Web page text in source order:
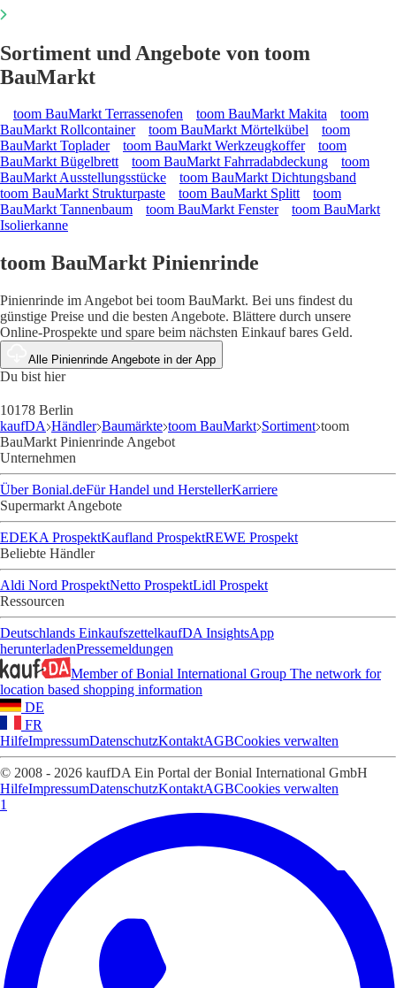
Sortiment und Angebote von toom
BauMarkt
toom BauMarkt Terrassenofen toom BauMarkt Makita
toom
BauMarkt Rollcontainer
toom BauMarkt Mörtelkübel
toom
BauMarkt Toplader
toom BauMarkt Werkzeugkoffer
toom
BauMarkt Bügelbrett
toom BauMarkt Fahrradabdeckung
toom
BauMarkt Ausstellungsstücke
toom BauMarkt Dichtungsband
toom BauMarkt Strukturpaste
toom BauMarkt Splitt
toom
BauMarkt Tannenbaum
toom BauMarkt Fenster
toom BauMarkt
Isolierkanne
toom BauMarkt Pinienrinde
Pinienrinde im Angebot bei toom BauMarkt. Bei uns findest du
günstige Preise und die besten Angebote. Blättere durch unsere
Online-Prospekte und spare beim nächsten Einkauf bares Geld.
Alle Pinienrinde Angebote in der App
Du bist hier
10178 Berlin
kaufDA Händler Baumärkte toom BauMarkt Sortiment toom
BauMarkt Pinienrinde Angebot
Unternehmen
Über Bonial.deFür Handel und HerstellerKarriere
Supermarkt Angebote
EDEKA ProspektKaufland ProspektREWE Prospekt
Beliebte Händler
Aldi Nord ProspektNetto ProspektLidl Prospekt
Ressourcen
Deutschlands EinkaufszettelkaufDA InsightsApp
herunterladenPressemeldungen
Member of Bonial International Group The network for
location based shopping information
DE
FR
HilfeImpressumDatenschutzKontaktAGBCookies verwalten
© 2008 - 2026 kaufDA Ein Portal der Bonial International GmbH
HilfeImpressumDatenschutzKontaktAGBCookies verwalten
1